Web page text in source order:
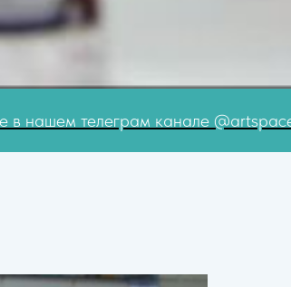
канале @artspace_coordinates и